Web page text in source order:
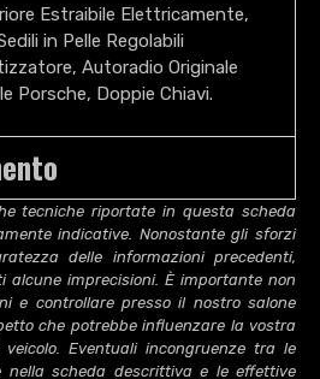
Estraibile Elettricamente,
in Pelle Regolabili
Autoradio Originale
Porsche, Doppie Chiavi.
tecniche riportate in questa scheda
indicative. Nonostante gli sforzi
delle informazioni precedenti,
alcune imprecisioni. È importante non
e controllare presso il nostro salone
che potrebbe influenzare la vostra
Eventuali incongruenze tra le
nella scheda descrittiva e le effettive